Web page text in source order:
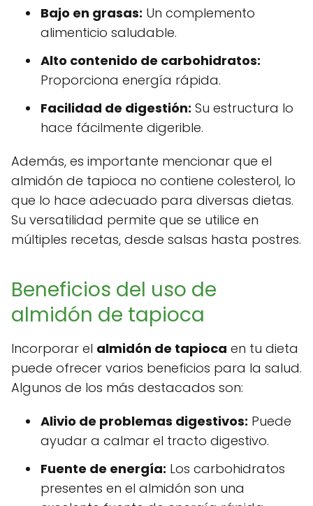
Bajo en grasas: Un complemento
alimenticio saludable.
Alto contenido de carbohidratos:
Proporciona energía rápida.
Facilidad de digestión: Su estructura lo
hace fácilmente digerible.
Además, es importante mencionar que el
almidón de tapioca no contiene colesterol, lo
que lo hace adecuado para diversas dietas.
Su versatilidad permite que se utilice en
múltiples recetas, desde salsas hasta postres.
Beneficios del uso de
almidón de tapioca
Incorporar el almidón de tapioca en tu dieta
puede ofrecer varios beneficios para la salud.
Algunos de los más destacados son:
Alivio de problemas digestivos: Puede
ayudar a calmar el tracto digestivo.
Fuente de energía: Los carbohidratos
presentes en el almidón son una